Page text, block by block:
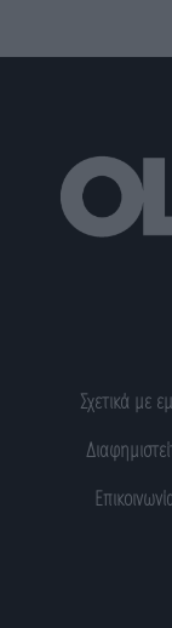
Σχετικά με